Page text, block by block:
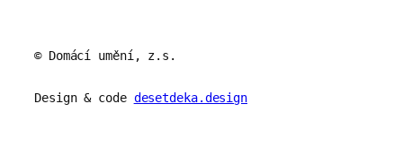
© Domácí umění, z.s.
Design & code desetdeka.design